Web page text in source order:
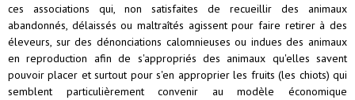
ces associations qui, non satisfaites de recueillir des animaux
abandonnés, délaissés ou maltraîtés agissent pour faire retirer à des
éleveurs, sur des dénonciations calomnieuses ou indues des animaux
en reproduction afin de s'appropriés des animaux qu'elles savent
pouvoir placer et surtout pour s'en approprier les fruits (les chiots) qui
semblent particulièrement convenir au modèle économique